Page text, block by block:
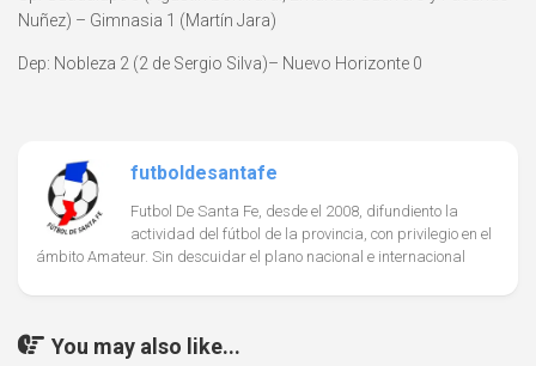
Nuñez) – Gimnasia 1 (Martín Jara)
Dep: Nobleza 2 (2 de Sergio Silva)– Nuevo Horizonte 0
futboldesantafe
Futbol De Santa Fe, desde el 2008, difundiento la
actividad del fútbol de la provincia, con privilegio en el
ámbito Amateur. Sin descuidar el plano nacional e internacional
You may also like...